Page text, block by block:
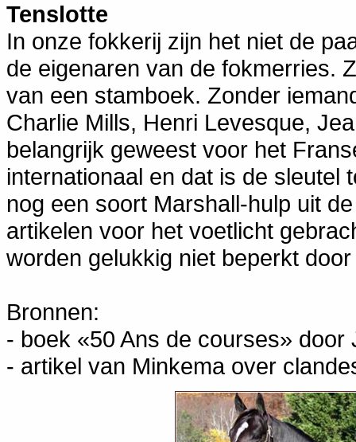
Tenslotte
In onze fokkerij zijn het niet de
de eigenaren van de fokmerries.
van een stamboek. Zonder
Charlie Mills, Henri Levesque,
belangrijk geweest voor het
internationaal en dat is de sleutel
nog een soort Marshall-hulp uit
artikelen voor het voetlicht
worden gelukkig niet beperkt
Bronnen:
- boek «50 Ans de courses» door
- artikel van Minkema over